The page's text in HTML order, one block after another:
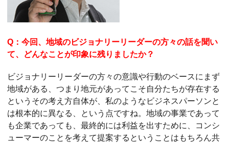
Q：今回、地域のビジョナリーリーダーの方々の話を聞い
て、どんなことが印象に残りましたか？
ビジョナリーリーダーの方々の意識や行動のベースにまず
地域がある、つまり地元があってこそ自分たちが存在する
というその考え方自体が、私のようなビジネスパーソンと
は根本的に異なる、という点ですね。地域の事業であって
も企業であっても、最終的には利益を出すために、コンシ
ューマーのことを考えて提案するということはもちろん共